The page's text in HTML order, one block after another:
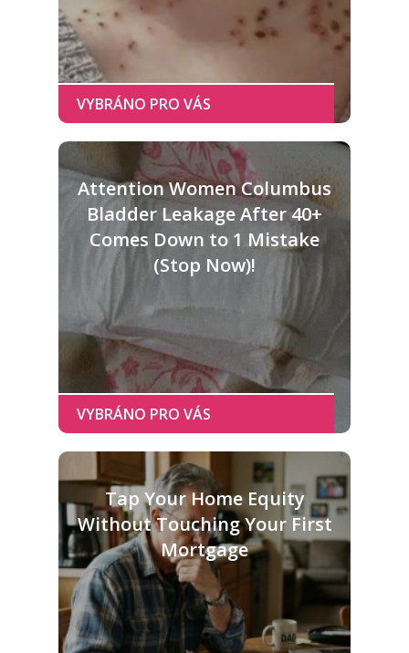
Attention Women Columbus
Bladder Leakage After 40+
Comes Down to 1 Mistake
(Stop Now)!
Tap Your Home Equity
Without Touching Your First
Mortgage